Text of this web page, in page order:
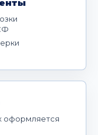
оформляется